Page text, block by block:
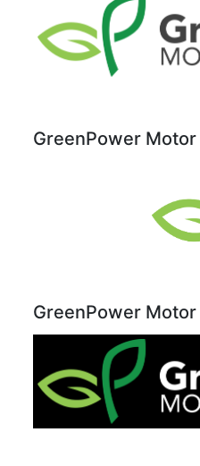
GreenPower
GreenPower